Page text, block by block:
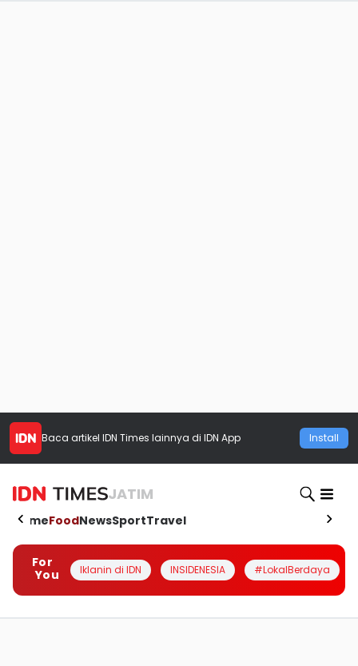
Baca artikel IDN Times lainnya di IDN App Install
JATIM
HomeFoodNewsSportTravel
For
You
Iklanin di IDN INSIDENESIA #LokalBerdaya